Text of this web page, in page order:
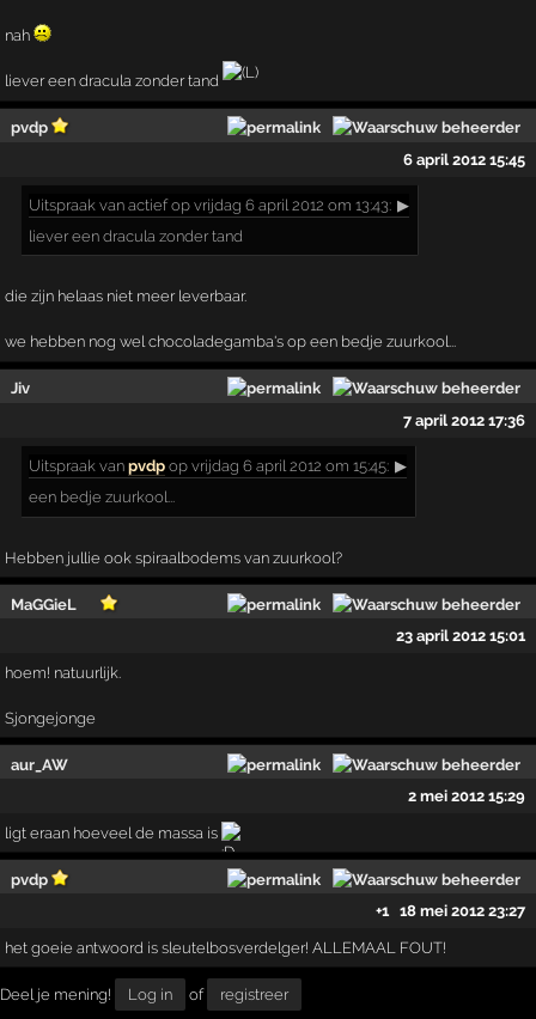
nah
liever een dracula zonder tand
pvdp
6 april 2012 15:45
Uitspraak van actief op vrijdag 6 april 2012 om 13:43: ▶
liever een dracula zonder tand
die zijn helaas niet meer leverbaar.
we hebben nog wel chocoladegamba's op een bedje zuurkool...
Jiv
7 april 2012 17:36
Uitspraak vanpvdp op vrijdag 6 april 2012 om 15:45: ▶
een bedje zuurkool...
Hebben jullie ook spiraalbodems van zuurkool?
MaGGieL
23 april 2012 15:01
hoem! natuurlijk.
Sjongejonge
aur_AW
2 mei 2012 15:29
ligt eraan hoeveel de massa is
pvdp
+1
18 mei 2012 23:27
het goeie antwoord is sleutelbosverdelger! ALLEMAAL FOUT!
Deel je mening! Log in of registreer